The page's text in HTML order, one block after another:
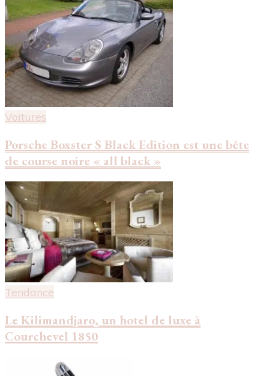
Voitures
Porsche Boxster S Black Edition est une bête
de course noire « all black »
Tendance
Le Kilimandjaro, un hotel de luxe à
Courchevel 1850